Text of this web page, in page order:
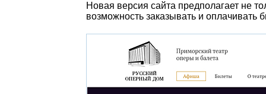
Новая версия сайта предполагает не
возможность заказывать и оплачивать